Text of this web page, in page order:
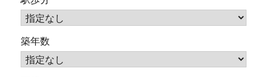
築年数